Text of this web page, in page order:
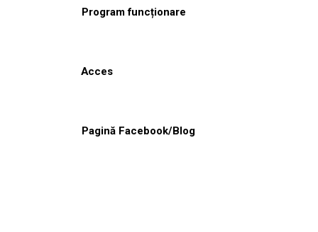
Program funcționare
Acces
Pagină Facebook/Blog